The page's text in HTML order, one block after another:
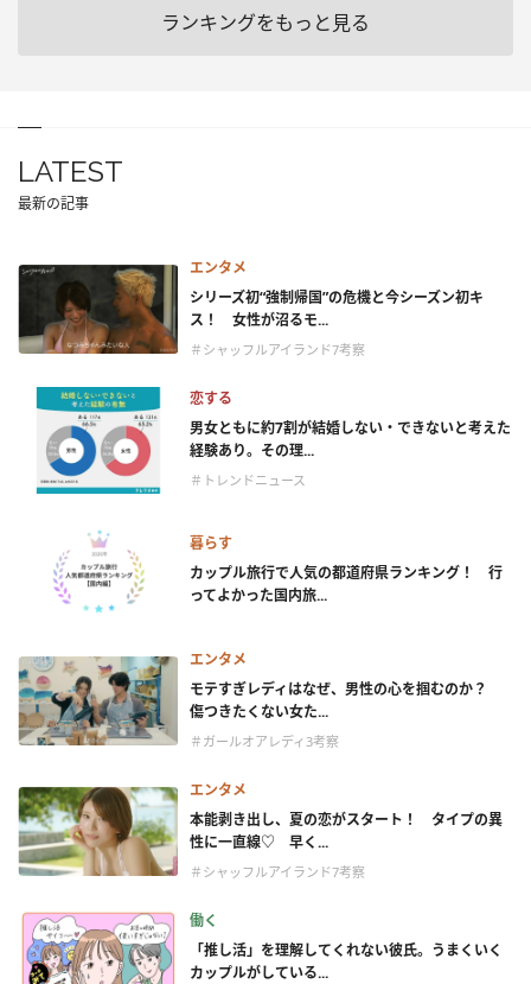
ランキングをもっと見る
LATEST
最新の記事
エンタメ
シリーズ初“強制帰国”の危機と今シーズン初キ
ス！ 女性が沼るモ...
＃シャッフルアイランド7考察
恋する
男女ともに約7割が結婚しない・できないと考えた
経験あり。その理...
＃トレンドニュース
暮らす
カップル旅行で人気の都道府県ランキング！ 行
ってよかった国内旅...
エンタメ
モテすぎレディはなぜ、男性の心を掴むのか？
傷つきたくない女た...
＃ガールオアレディ3考察
エンタメ
本能剥き出し、夏の恋がスタート！ タイプの異
性に一直線♡ 早く...
＃シャッフルアイランド7考察
働く
「推し活」を理解してくれない彼氏。うまくいく
カップルがしている...